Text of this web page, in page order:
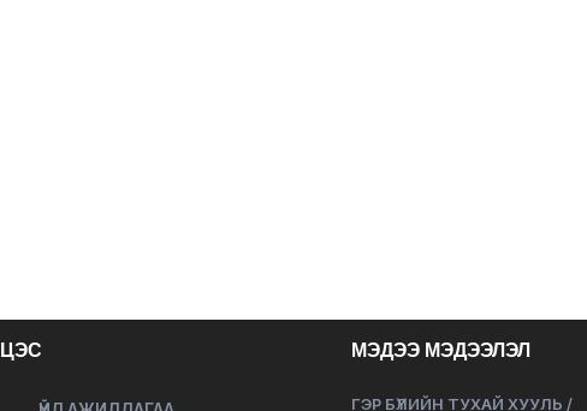
ЦЭС МЭДЭЭ МЭДЭЭЛЭЛ
ГЭР БҮЛИЙН ТУХАЙ ХУУЛЬ /